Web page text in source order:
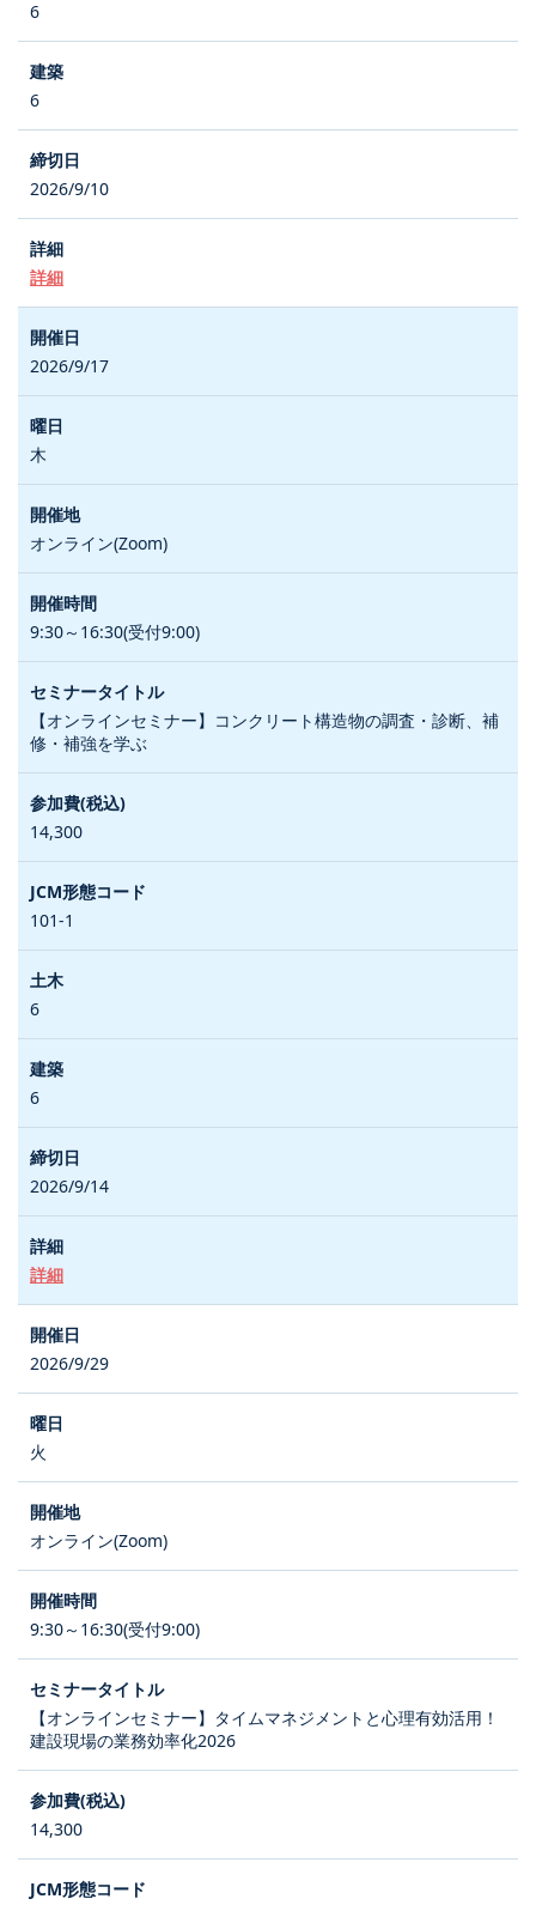
6
6
2026/9/10
詳細
2026/9/17
木
オンライン(Zoom)
9:30～16:30(受付9:00)
【オンラインセミナー】コンクリート構造物の調査・診断、補
修・補強を学ぶ
14,300
101-1
6
6
2026/9/14
詳細
2026/9/29
火
オンライン(Zoom)
9:30～16:30(受付9:00)
【オンラインセミナー】タイムマネジメントと心理有効活用！
建設現場の業務効率化2026
14,300